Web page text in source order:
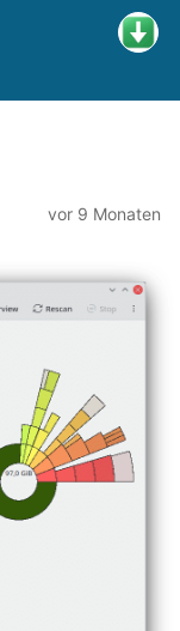
vor 9 Monaten